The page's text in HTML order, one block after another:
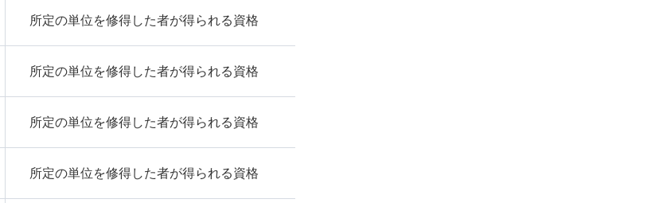
所定の単位を修得した者が得られる資格
所定の単位を修得した者が得られる資格
所定の単位を修得した者が得られる資格
所定の単位を修得した者が得られる資格